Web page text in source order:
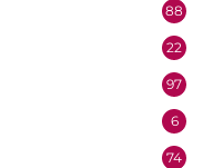
88
22
97
6
74